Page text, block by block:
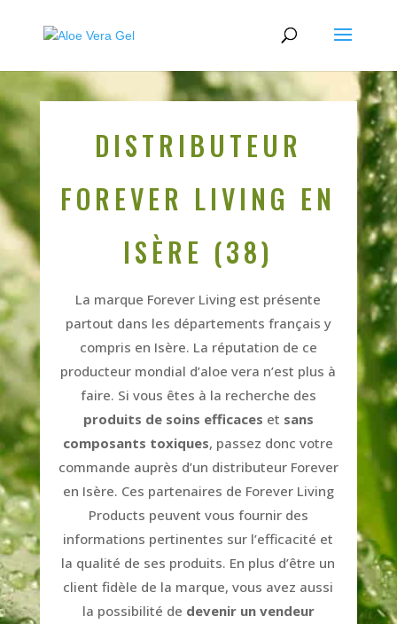
DISTRIBUTEUR
FOREVER LIVING EN
ISÈRE (38)
La marque Forever Living est présente
partout dans les départements français y
compris en Isère. La réputation de ce
producteur mondial d’aloe vera n’est plus à
faire. Si vous êtes à la recherche des
produits de soins efficaces et sans
composants toxiques, passez donc votre
commande auprès d’un distributeur Forever
en Isère. Ces partenaires de Forever Living
Products peuvent vous fournir des
informations pertinentes sur l’efficacité et
la qualité de ses produits. En plus d’être un
client fidèle de la marque, vous avez aussi
la possibilité de devenir un vendeur